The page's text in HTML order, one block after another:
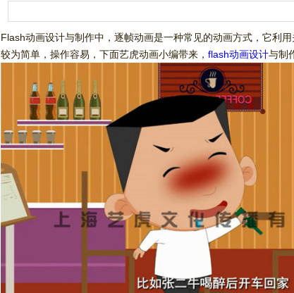
Flash动画设计与制作中，逐帧动画是一种常见的动画方式，它利
较为简单，操作容易，下面艺虎动画小编带来， flash动画设计与制